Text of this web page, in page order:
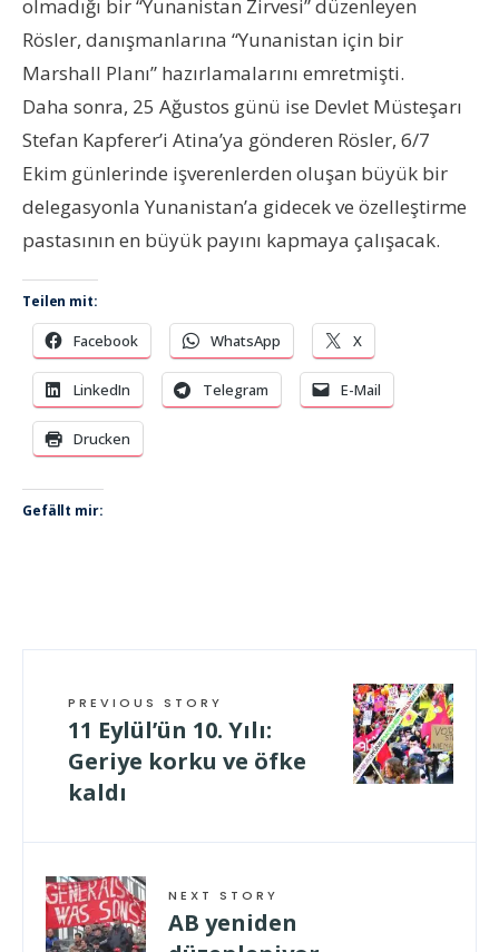
olmadığı bir “Yunanistan Zirvesi” düzenleyen
Rösler, danışmanlarına “Yunanistan için bir
Marshall Planı” hazırlamalarını emretmişti.
Daha sonra, 25 Ağustos günü ise Devlet Müsteşarı
Stefan Kapferer’i Atina’ya gönderen Rösler, 6/7
Ekim günlerinde işverenlerden oluşan büyük bir
delegasyonla Yunanistan’a gidecek ve özelleştirme
pastasının en büyük payını kapmaya çalışacak.
Teilen mit:
Facebook WhatsApp X
LinkedIn Telegram E-Mail
Drucken
Gefällt mir:
PREVIOUS STORY
11 Eylül’ün 10. Yılı:
Geriye korku ve öfke
kaldı
NEXT STORY
AB yeniden